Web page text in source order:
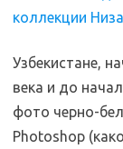
Узбекистане,
века и до
фото черно-
Photoshop